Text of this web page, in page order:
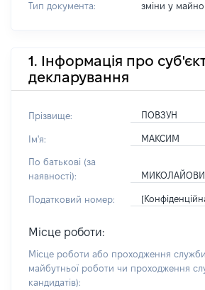
Тип документа:
зміни y
1. Інформація про
декларування
Прізвище: ПОВЗУН
Ім'я: МАКСИМ
По батькові (за
наявності):
Податковий номер:
Місце роботи:
Місце роботи або проходження служби
майбутньої роботи чи проходження
кандидатів):